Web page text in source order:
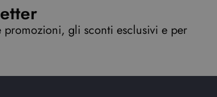
gli sconti esclusivi e per